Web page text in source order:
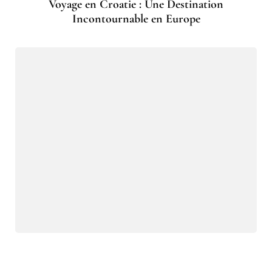
Voyage en Croatie : Une Destination
Incontournable en Europe